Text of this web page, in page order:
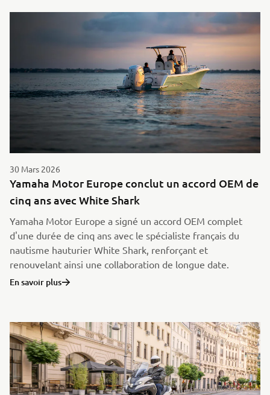
30 Mars 2026
Yamaha Motor Europe conclut un accord OEM de
cinq ans avec White Shark
Yamaha Motor Europe a signé un accord OEM complet
d'une durée de cinq ans avec le spécialiste français du
nautisme hauturier White Shark, renforçant et
renouvelant ainsi une collaboration de longue date.
En savoir plus